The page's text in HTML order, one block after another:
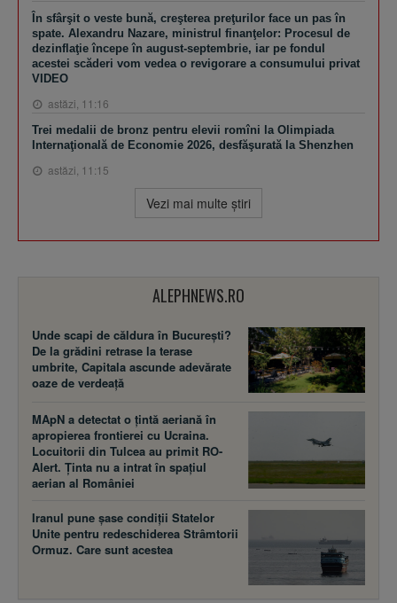
În sfârşit o veste bună, creşterea preţurilor face un pas în
spate. Alexandru Nazare, ministrul finanţelor: Procesul de
dezinflaţie începe în august-septembrie, iar pe fondul
acestei scăderi vom vedea o revigorare a consumului privat
VIDEO
astăzi, 11:16
Trei medalii de bronz pentru elevii romîni la Olimpiada
Internaţională de Economie 2026, desfăşurată la Shenzhen
astăzi, 11:15
Vezi mai multe ştiri
ALEPHNEWS.RO
Unde scapi de căldura în București?
De la grădini retrase la terase
umbrite, Capitala ascunde adevărate
oaze de verdeață
MApN a detectat o țintă aeriană în
apropierea frontierei cu Ucraina.
Locuitorii din Tulcea au primit RO-
Alert. Ținta nu a intrat în spațiul
aerian al României
Iranul pune șase condiții Statelor
Unite pentru redeschiderea Strâmtorii
Ormuz. Care sunt acestea